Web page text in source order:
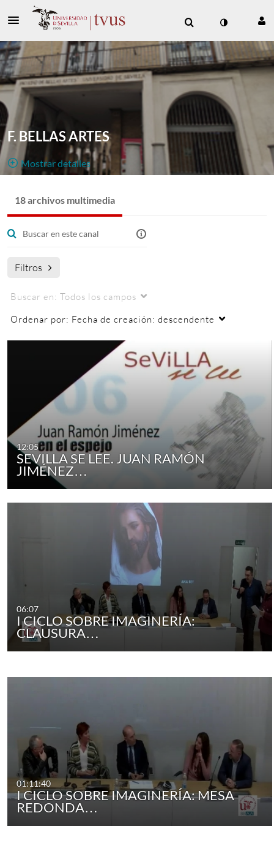
F. BELLAS ARTES
Mostrar detalles
18 archivos multimedia
Filtros
Buscar en: Todos los campos
Ordenar por: Fecha de creación: descendente
12:05
SEVILLA SE LEE. JUAN RAMÓN
JIMÉNEZ…
06:07
I CICLO SOBRE IMAGINERÍA:
CLAUSURA…
01:11:40
I CICLO SOBRE IMAGINERÍA: MESA
REDONDA…